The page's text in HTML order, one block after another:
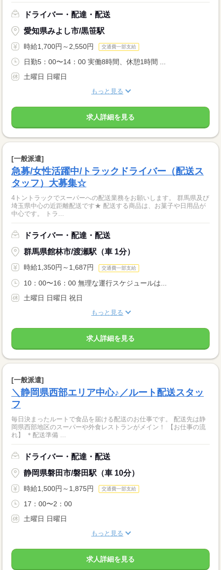
ドライバー・配達・配送
愛知県みよし市/黒笹駅
時給1,700円～2,550円 交通費一部支給
日勤5：00〜14：00 実働8時間、休憩1時間 ...
土曜日 日曜日
もっと見る
求人詳細を見る
[一般派遣]
急募/女性活躍中/トラックドライバー（配送ス
タッフ）大募集☆
4トントラックでスーパーへの配送業務をお願いします。 群馬県及び
埼玉県中心の近距離配送です★ 配送する商品は、お菓子や日用品が
中心です。 トラ...
ドライバー・配達・配送
群馬県館林市/渡瀬駅（車 1分）
時給1,350円～1,687円 交通費一部支給
10：00〜16：00 無理な運行スケジュールは...
土曜日 日曜日 祝日
もっと見る
求人詳細を見る
[一般派遣]
＼静岡県西部エリア中心♪／ルート配送スタッ
フ
毎日決まったルートで食品を届ける配送のお仕事です。 配送先は静
岡県西部地区のスーパーや外食レストランがメイン！ 【お仕事の流
れ】 ＊配送準備 ...
ドライバー・配達・配送
静岡県磐田市/磐田駅（車 10分）
時給1,500円～1,875円 交通費一部支給
17：00〜2：00
土曜日 日曜日
もっと見る
求人詳細を見る